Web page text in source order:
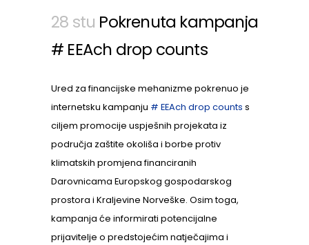
28 stu Pokrenuta kampanja
# EEAch drop counts
Ured za financijske mehanizme pokrenuo je
internetsku kampanju # EEAch drop counts s
ciljem promocije uspješnih projekata iz
područja zaštite okoliša i borbe protiv
klimatskih promjena financiranih
Darovnicama Europskog gospodarskog
prostora i Kraljevine Norveške. Osim toga,
kampanja će informirati potencijalne
prijavitelje o predstojećim natječajima i